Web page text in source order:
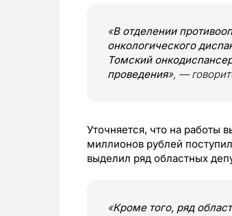
«В отделении
онкологического
Томский
проведения», —
Уточняется, что на работы
миллионов рублей
выделил ряд областных
«Кроме того, ряд